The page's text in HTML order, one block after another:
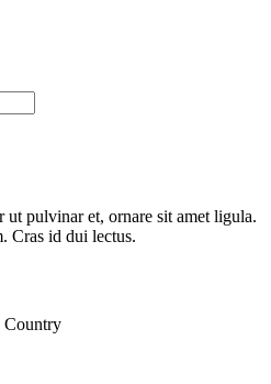
ut pulvinar et, ornare sit amet ligula.
Cras id dui lectus.
Country